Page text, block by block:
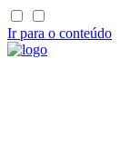
Ir para o conteúdo